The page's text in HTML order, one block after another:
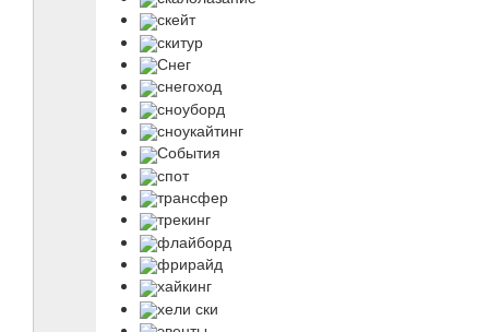
скейт
скитур
Снег
снегоход
сноуборд
сноукайтинг
События
спот
трансфер
трекинг
флайборд
фрирайд
хайкинг
хели ски